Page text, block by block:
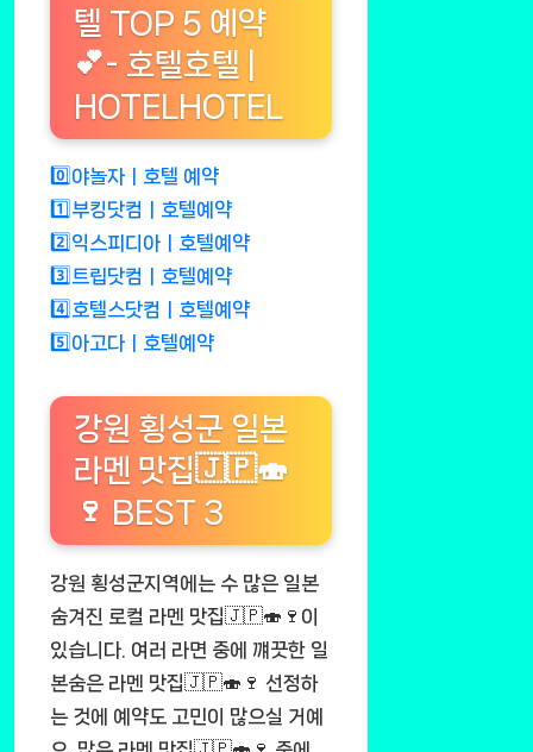
텔 TOP 5 예약
💕- 호텔호텔 |
HOTELHOTEL
0️⃣야놀자ㅣ호텔 예약
1️⃣부킹닷컴ㅣ호텔예약
2️⃣익스피디아ㅣ호텔예약
3️⃣트립닷컴ㅣ호텔예약
4️⃣호텔스닷컴ㅣ호텔예약
5️⃣아고다ㅣ호텔예약
강원 횡성군 일본
라멘 맛집🇯🇵🍣
🍷 BEST 3
강원 횡성군지역에는 수 많은 일본
숨겨진 로컬 라멘 맛집🇯🇵🍣🍷이
있습니다. 여러 라면 중에 꺠끗한 일
본숨은 라멘 맛집🇯🇵🍣🍷 선정하
는 것에 예약도 고민이 많으실 거예